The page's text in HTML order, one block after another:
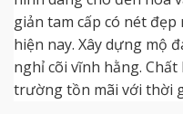
giản tam cấp có nét
hiện nay. Xây dựng mộ
nghỉ cõi vĩnh hằng.
trường tồn mãi với thời